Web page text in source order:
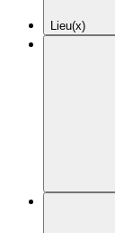
Lieu(x)